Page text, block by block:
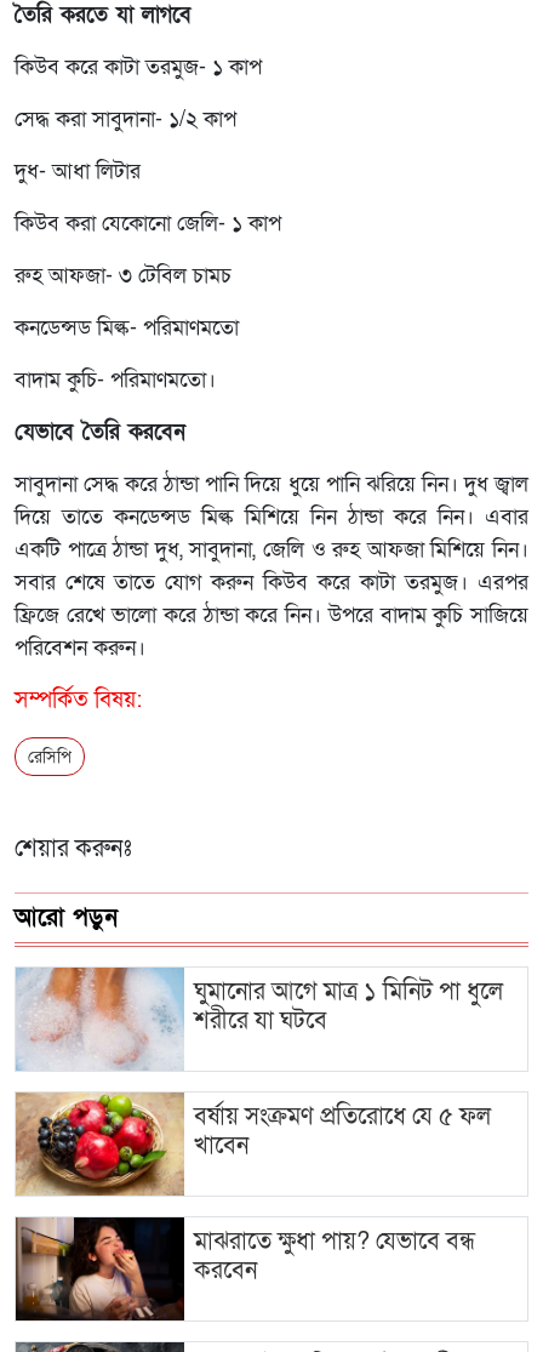
তৈরি করতে যা লাগবে
কিউব করে কাটা তরমুজ- ১ কাপ
সেদ্ধ করা সাবুদানা- ১/২ কাপ
দুধ- আধা লিটার
কিউব করা যেকোনো জেলি- ১ কাপ
রুহ আফজা- ৩ টেবিল চামচ
কনডেন্সড মিল্ক- পরিমাণমতো
বাদাম কুচি- পরিমাণমতো।
যেভাবে তৈরি করবেন
সাবুদানা সেদ্ধ করে ঠান্ডা পানি দিয়ে ধুয়ে পানি ঝরিয়ে নিন। দুধ জ্বাল
দিয়ে তাতে কনডেন্সড মিল্ক মিশিয়ে নিন ঠান্ডা করে নিন। এবার
একটি পাত্রে ঠান্ডা দুধ, সাবুদানা, জেলি ও রুহ আফজা মিশিয়ে নিন।
সবার শেষে তাতে যোগ করুন কিউব করে কাটা তরমুজ। এরপর
ফ্রিজে রেখে ভালো করে ঠান্ডা করে নিন। উপরে বাদাম কুচি সাজিয়ে
পরিবেশন করুন।
সম্পর্কিত বিষয়:
রেসিপি
শেয়ার করুনঃ
আরো পড়ুন
ঘুমানোর আগে মাত্র ১ মিনিট পা ধুলে
শরীরে যা ঘটবে
বর্ষায় সংক্রমণ প্রতিরোধে যে ৫ ফল
খাবেন
মাঝরাতে ক্ষুধা পায়? যেভাবে বন্ধ
করবেন